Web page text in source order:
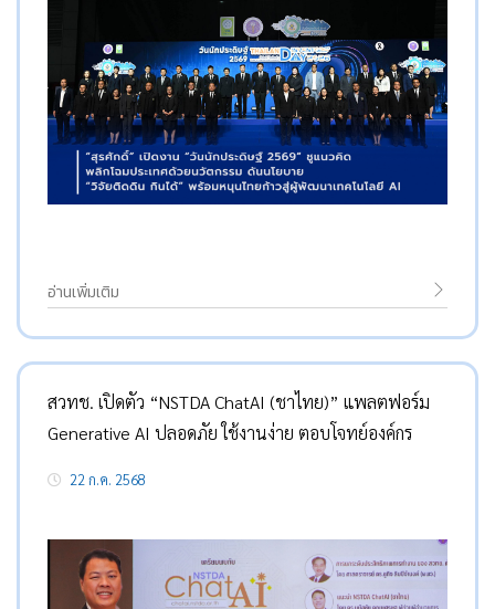
อ่านเพิ่มเติม
สวทช. เปิดตัว “NSTDA ChatAI (ชาไทย)” แพลตฟอร์ม
Generative AI ปลอดภัย ใช้งานง่าย ตอบโจทย์องค์กร
22 ก.ค. 2568